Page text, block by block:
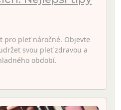
pro pleť náročné. Objevte
svou pleť zdravou a
období.